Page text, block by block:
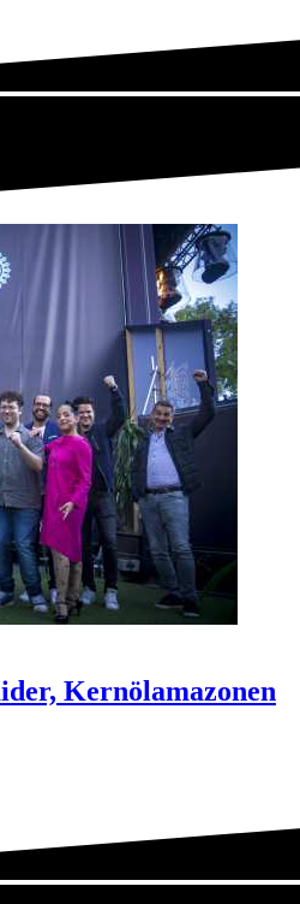
Kernölamazonen